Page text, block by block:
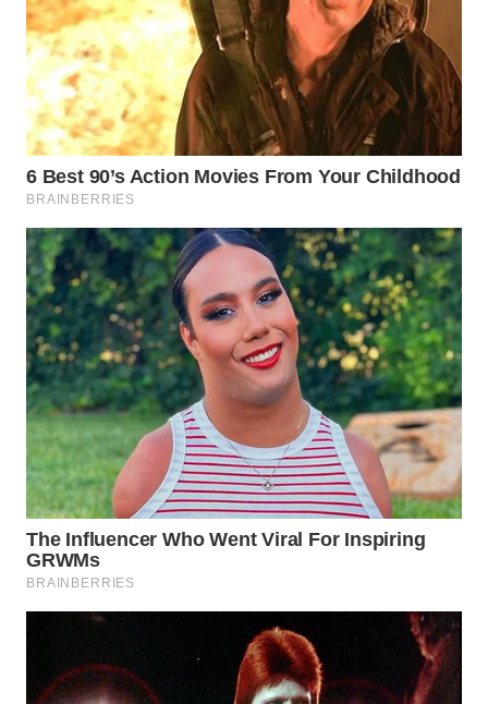
WN
SOLO
WN
BOROBUDUR
WN
MADURA
WN
SURABAYA
WN
NATUNA
WN
BINTAN
WN
MANDALIKA
LIKUPANG
WN